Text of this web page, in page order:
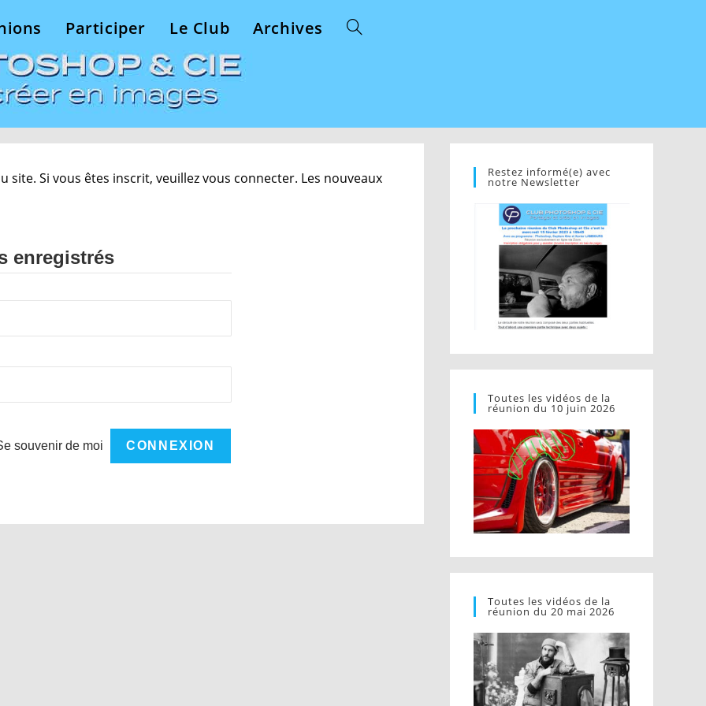
Participer Le Club Archives
site. Si vous êtes inscrit, veuillez vous connecter. Les nouveaux
enregistrés
souvenir de moi
Restez informé(e) avec
notre Newsletter
Toutes les vidéos de la
réunion du 10 juin 2026
Toutes les vidéos de la
réunion du 20 mai 2026